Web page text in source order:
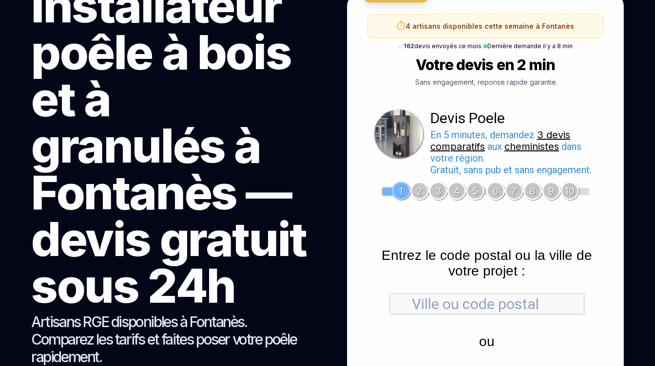
poêle à bois
et à
granulés à
Fontanès —
devis gratuit
sous 24h
Artisans RGE disponibles à Fontanès.
Comparez les tarifs et faites poser votre poêle
rapidement.
⏱️4 artisans disponibles cette semaine à Fontanès
✅162devis envoyés ce mois Dernière demande il y a 8 min
Votre devis en 2 min
Sans engagement, reponse rapide garantie
Devis Poele
En 5 minutes, demandez 3 devis
comparatifs aux cheministes dans
votre région.
Gratuit, sans pub et sans engagement.
1
2 3 4 5 6 7 8 9 10
Entrez le code postal ou la ville de
votre projet :
ou